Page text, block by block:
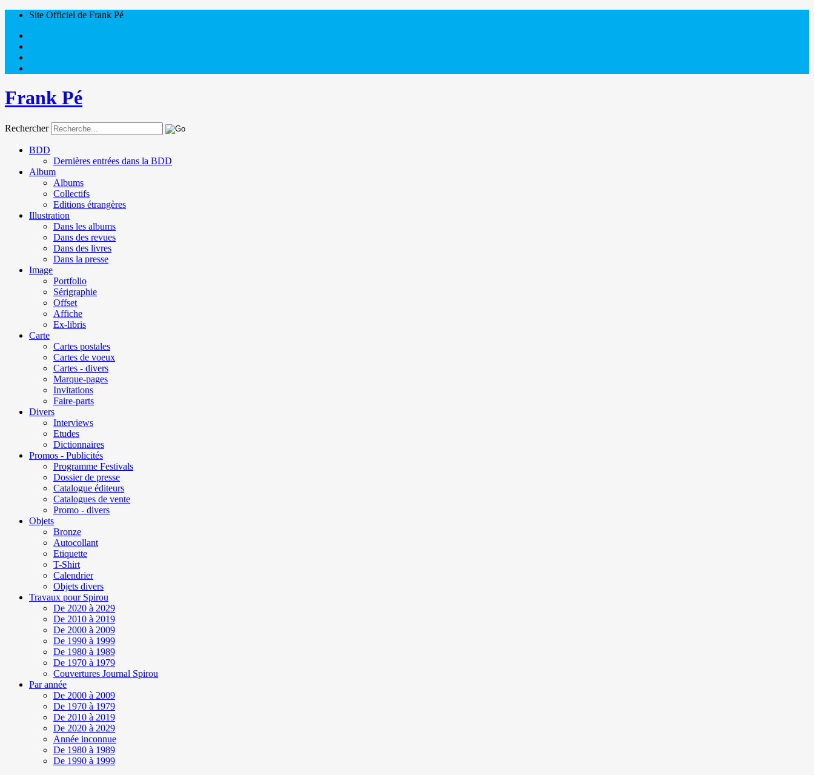
Site Officiel de Frank Pé
Frank Pé
Rechercher
BDD
Dernières entrées dans la BDD
Album
Albums
Collectifs
Editions étrangères
Illustration
Dans les albums
Dans des revues
Dans des livres
Dans la presse
Image
Portfolio
Sérigraphie
Offset
Affiche
Ex-libris
Carte
Cartes postales
Cartes de voeux
Cartes - divers
Marque-pages
Invitations
Faire-parts
Divers
Interviews
Etudes
Dictionnaires
Promos - Publicités
Programme Festivals
Dossier de presse
Catalogue éditeurs
Catalogues de vente
Promo - divers
Objets
Bronze
Autocollant
Etiquette
T-Shirt
Calendrier
Objets divers
Travaux pour Spirou
De 2020 à 2029
De 2010 à 2019
De 2000 à 2009
De 1990 à 1999
De 1980 à 1989
De 1970 à 1979
Couvertures Journal Spirou
Par année
De 2000 à 2009
De 1970 à 1979
De 2010 à 2019
De 2020 à 2029
Année inconnue
De 1980 à 1989
De 1990 à 1999